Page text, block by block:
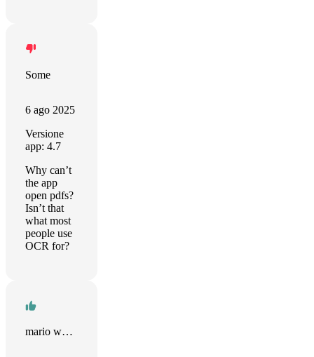
Some
6 ago 2025
Versione
app: 4.7
Why can’t
the app
open pdfs?
Isn’t that
what most
people use
OCR for?
mario wang